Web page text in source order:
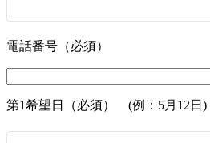
電話番号（必須）
第1希望日（必須） (例：5月12日)